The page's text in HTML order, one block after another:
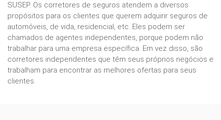
SUSEP. Os corretores de seguros atendem a diversos
propósitos para os clientes que querem adquirir seguros de
automóveis, de vida, residencial, etc. Eles podem ser
chamados de agentes independentes, porque podem não
trabalhar para uma empresa específica. Em vez disso, são
corretores independentes que têm seus próprios negócios e
trabalham para encontrar as melhores ofertas para seus
clientes.